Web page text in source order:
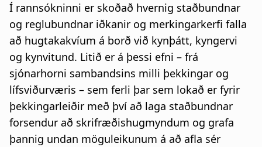
Í rannsókninni er skoðað hvernig staðbundnar
og reglubundnar iðkanir og merkingarkerfi falla
að hugtakakvíum á borð við kynþátt, kyngervi
og kynvitund. Litið er á þessi efni – frá
sjónarhorni sambandsins milli þekkingar og
lífsviðurværis – sem ferli þar sem lokað er fyrir
þekkingarleiðir með því að laga staðbundnar
forsendur að skrifræðishugmyndum og grafa
þannig undan möguleikunum á að afla sér